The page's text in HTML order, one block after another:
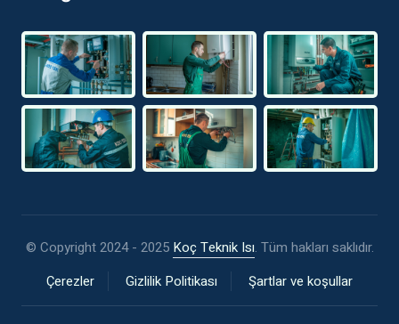
© Copyright 2024 - 2025 Koç Teknik Isı. Tüm hakları saklıdır.
Çerezler
Gizlilik Politikası Şartlar ve koşullar